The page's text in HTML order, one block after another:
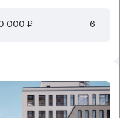
000 ₽ 6